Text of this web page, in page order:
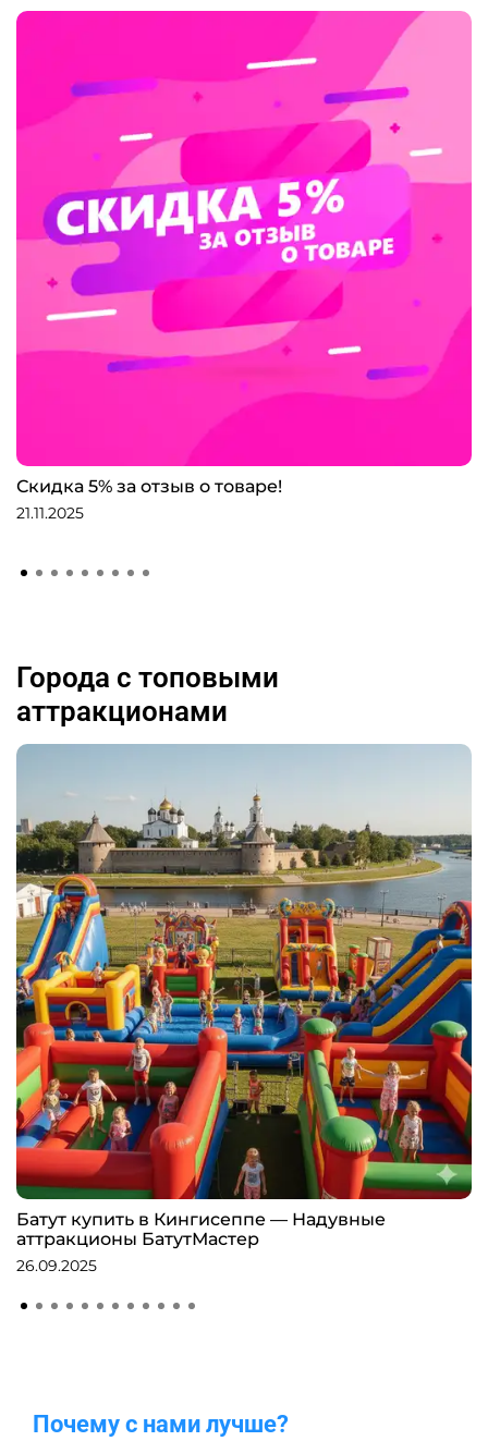
Скидка 5% за отзыв о товаре!
21.11.2025
Города с топовыми
аттракционами
Батут купить в Кингисеппе — Надувные
аттракционы БатутМастер
26.09.2025
Почему с нами лучше?